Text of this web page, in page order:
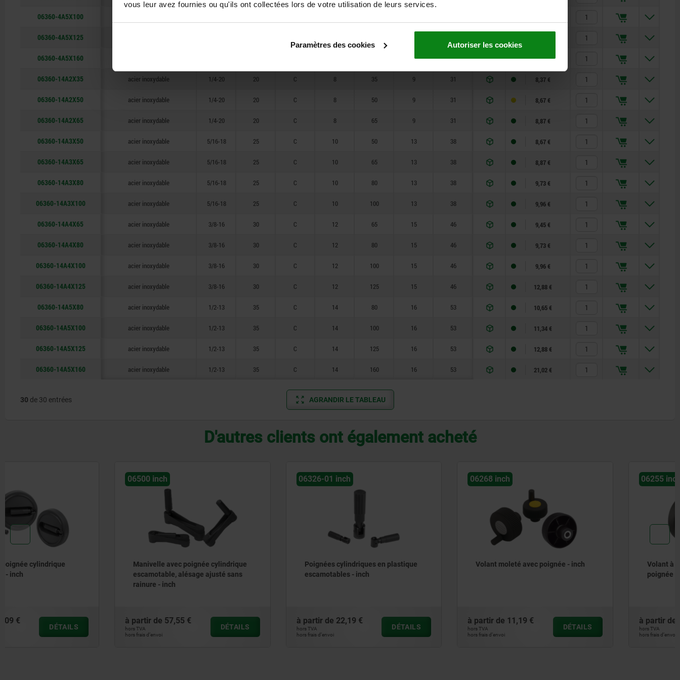
vous leur avez fournies ou qu'ils ont collectées lors de votre utilisation de leurs services.
Paramètres des cookies Autoriser les cookies
06360-4A5X100
06360-4A5X125
06360-4A5X160 16 53 11,34 €
06360-14A2X35 acier inoxydable 1/4-20 20 C 8 35 9 31 8,37 €
06360-14A2X50 acier inoxydable 1/4-20 20 C 8 50 9 31 8,67 €
06360-14A2X65 acier inoxydable 1/4-20 20 C 8 65 9 31 8,87 €
06360-14A3X50 acier inoxydable 5/16-18 25 C 10 50 13 38 8,67 €
06360-14A3X65 acier inoxydable 5/16-18 25 C 10 65 13 38 8,87 €
06360-14A3X80 acier inoxydable 5/16-18 25 C 10 80 13 38 9,73 €
06360-14A3X100 acier inoxydable 5/16-18 25 C 10 100 13 38 9,96 €
06360-14A4X65 acier inoxydable 3/8-16 30 C 12 65 15 46 9,45 €
06360-14A4X80 acier inoxydable 3/8-16 30 C 12 80 15 46 9,73 €
06360-14A4X100 acier inoxydable 3/8-16 30 C 12 100 15 46 9,96 €
06360-14A4X125 acier inoxydable 3/8-16 30 C 12 125 15 46 12,88 €
06360-14A5X80 acier inoxydable 1/2-13 35 C 14 80 16 53 10,65 €
06360-14A5X100 acier inoxydable 1/2-13 35 C 14 100 16 53 11,34 €
06360-14A5X125 acier inoxydable 1/2-13 35 C 14 125 16 53 12,88 €
06360-14A5X160 acier inoxydable 1/2-13 35 C 14 160 16 53 21,02 €
30 de 30 entrées AGRANDIR LE TABLEAU
D'autres clients ont également acheté
Manivelle avec poignée cylindrique
à partir de 57,55 €
hors frais d’envoi
DÉTAILS
Poignées cylindriques en plastique
escamotables - inch
à partir de 22,19 €
hors frais d’envoi
DÉTAILS
Volant moleté avec poignée - inch
à partir de 11,19 €
hors frais d’envoi
DÉTAILS
Volant à 2 bras en plastique, avec
à partir de 35,57 €
hors frais d’envoi
DÉTAILS